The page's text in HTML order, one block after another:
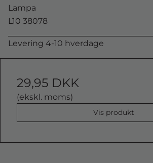
Lampa
L10 38078
Levering 4-10 hverdage
29,95 DKK
(ekskl. moms)
Vis produkt